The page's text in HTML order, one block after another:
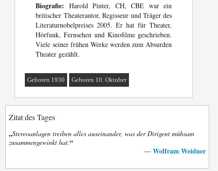
Biografie: Harold Pinter, CH, CBE war ein
britischer Theaterautor, Regisseur und Träger des
Literaturnobelpreises 2005. Er hat für Theater,
Hörfunk, Fernsehen und Kinofilme geschrieben.
Viele seiner frühen Werke werden zum Absurden
Theater gezählt.
Geboren 1930 Geboren 10. Oktober
Zitat des Tages
„Stereoanlagen treiben alles auseinander, was der Dirigent mühsam
zusammengewinkt hat.“
— Wolfram Weidner